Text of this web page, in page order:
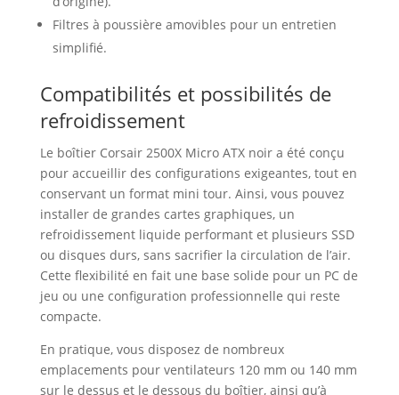
Filtres à poussière amovibles pour un entretien
simplifié.
Compatibilités et possibilités de
refroidissement
Le boîtier Corsair 2500X Micro ATX noir a été conçu
pour accueillir des configurations exigeantes, tout en
conservant un format mini tour. Ainsi, vous pouvez
installer de grandes cartes graphiques, un
refroidissement liquide performant et plusieurs SSD
ou disques durs, sans sacrifier la circulation de l’air.
Cette flexibilité en fait une base solide pour un PC de
jeu ou une configuration professionnelle qui reste
compacte.
En pratique, vous disposez de nombreux
emplacements pour ventilateurs 120 mm ou 140 mm
sur le dessus et le dessous du boîtier, ainsi qu’à